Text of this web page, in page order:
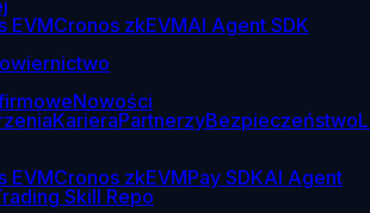
EVMCronos zkEVMAI Agent SDK
Nowości
KarieraPartnerzyBezpieczeństwo
EVMCronos zkEVMPay SDKAI Agent
Skill Repo